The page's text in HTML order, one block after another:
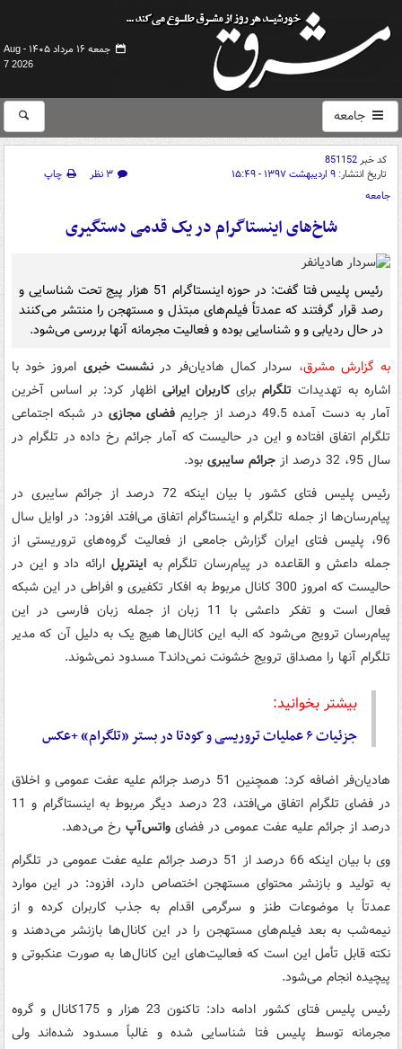
جمعه ۱۶ مرداد ۱۴۰۵ -
Aug
7 2026
جامعه
کد خبر851152
تاریخ انتشار: ۹ اردیبهشت ۱۳۹۷ - ۱۵:۴۹ ۳ نظر
چاپ
جامعه
شاخ‌های اینستاگرام در یک قدمی دستگیری
رئیس پلیس فتا گفت: در حوزه اینستاگرام 51 هزار پیج تحت شناسایی و
رصد قرار گرفتند که عمدتاً فیلم‌های مبتذل و مستهجن را منتشر می‌کنند
در حال ردیابی و و شناسایی بوده و فعالیت مجرمانه آنها بررسی می‌شود.
به گزارش مشرق، سردار کمال هادیان‌فر در نشست خبری امروز خود با
اشاره به تهدیدات تلگرام برایکاربران ایرانی اظهار کرد: بر اساس آخرین
آمار به دست آمده 49.5 درصد از جرایم
فضای مجازی در شبکه اجتماعی
تلگرام اتفاق افتاده و این در حالیست که آمار جرائم رخ داده در تلگرام در
سال 95، 32 درصد از
جرائم سایبری بود.
رئیس پلیس فتای کشور با بیان اینکه 72 درصد از جرائم سایبری در
پیام‌رسان‌ها از جمله تلگرام و اینستاگرام اتفاق می‌افتد افزود: در اوایل سال
96، پلیس فتای ایران گزارش جامعی از فعالیت گروه‌های تروریستی از
جمله داعش و القاعده در پیام‌رسان تلگرام به اینترپل ارائه داد و این در
حالیست که امروز 300 کانال مربوط به افکار تکفیری و افراطی در این شبکه
فعال است و تفکر داعشی با 11 زبان از جمله زبان فارسی در این
پیام‌رسان ترویج می‌شود که البه این کانال‌ها هیچ‌ یک به دلیل آن که مدیر
تلگرام آنها را مصداق ترویج خشونت نمی‌داندT مسدود نمی‌شوند.
بیشتر بخوانید:
جزئیات ۶ عملیات تروریسی و کودتا در بستر «تلگرام» +عکس
هادیان‌فر اضافه کرد: همچنین 51 درصد جرائم علیه عفت عمومی و اخلاق
در فضای تلگرام اتفاق می‌افتد، 23 درصد دیگر مربوط به اینستاگرام و 11
درصد از جرائم علیه عفت عمومی در فضای واتس‌آپ رخ می‌دهد.
وی با بیان اینکه 66 درصد از 51 درصد جرائم علیه عفت عمومی در تلگرام
به تولید و بازنشر محتوای مستهجن اختصاص دارد، افزود: در این موارد
عمدتاً با موضوعات طنز و سرگرمی اقدام به جذب کاربران کرده و از
نیمه‌شب به بعد فیلم‌های مستهجن‌ را در این کانال‌ها بازنشر می‌دهند و
نکته قابل تأمل این است که فعالیت‌های این کانال‌ها به صورت عنکبوتی و
پیچیده انجام می‌شود.
رئیس پلیس فتای کشور ادامه داد: تاکنون 23 هزار و 175کانال و گروه
مجرمانه توسط پلیس فتا شناسایی شده و غالباً مسدود شده‌اند ولی